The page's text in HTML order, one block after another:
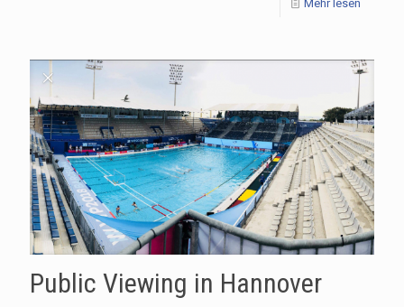
Mehr lesen
Public Viewing in Hannover